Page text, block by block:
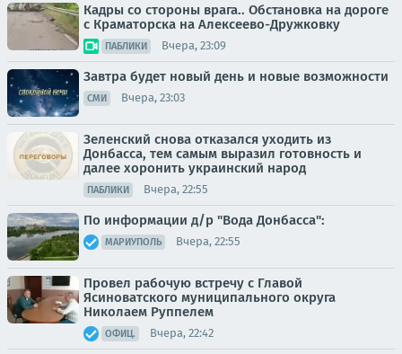
Кадры со стороны врага.. Обстановка на дороге
с Краматорска на Алексеево-Дружковку
ПАБЛИКИ Вчера, 23:09
Завтра будет новый день и новые возможности
СМИ Вчера, 23:03
Зеленский снова отказался уходить из
Донбасса, тем самым выразил готовность и
далее хоронить украинский народ
ПАБЛИКИ Вчера, 22:55
По информации д/р "Вода Донбасса":
МАРИУПОЛЬ Вчера, 22:55
Провел рабочую встречу с Главой
Ясиноватского муниципального округа
Николаем Руппелем
ОФИЦ. Вчера, 22:42